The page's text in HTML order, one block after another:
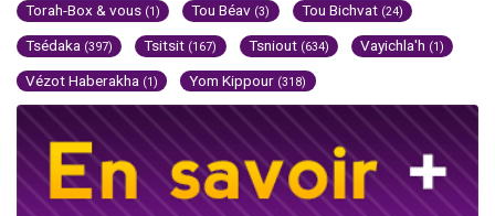
Torah-Box & vous (1) Tou Béav (3) Tou Bichvat (24)
Tsédaka (397) Tsitsit (167) Tsniout (634) Vayichla'h (1)
Vézot Haberakha (1) Yom Kippour (318)